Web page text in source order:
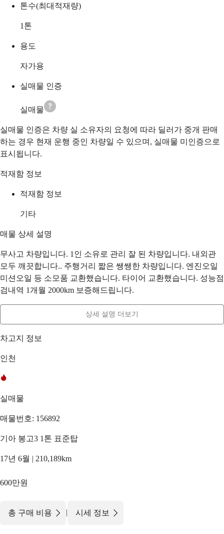
톤수(최대적재량)
1 톤
용도
자가용
실매물 인증
실매물
실매물 인증은 차량 실 소유자의 요청에 따라 딜러가 중개 판매
하는 경우 현재 운행 중인 차량일 수 있으며, 실매물 미인증으로
표시됩니다.
적재함 정보
적재함 정보
기타
매물 상세 설명
무사고 차량입니다. 1인 소유로 관리 잘 된 차량입니다. 내외관
모두 깨끗합니다.. 주행거리 짧은 쌩쌩한 차량입니다. 엔진오일
미션오일 등 소모품 교환했습니다. 타이어 교환했습니다. 성능점
검내역 1개월 2000km 보증해드립니다.
상세 설명 더보기
차고지 정보
인천
실매물
매물번호: 156892
기아 봉고3 1톤 표준탑
17년 6월 | 210,189km
600만원
총 구매 비용 | 시세 정보